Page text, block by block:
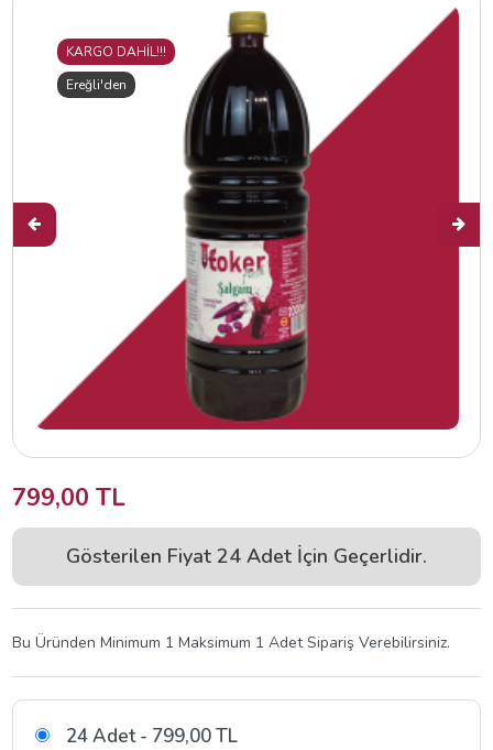
KARGO DAHİL!!!
Ereğli'den
799,00 TL
Gösterilen Fiyat 24 Adet İçin Geçerlidir.
Bu Üründen Minimum 1 Maksimum 1 Adet Sipariş Verebilirsiniz.
24 Adet - 799,00 TL